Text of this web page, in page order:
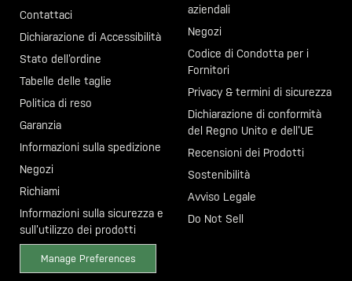
Contattaci
Dichiarazione di Accessibilità
Stato dell’ordine
Tabelle delle taglie
Politica di reso
Garanzia
Informazioni sulla spedizione
Negozi
Richiami
Informazioni sulla sicurezza e
sull’utilizzo dei prodotti
Manage Preferences
aziendali
Negozi
Codice di Condotta per i
Fornitori
Privacy & termini di sicurezza
Dichiarazione di conformità
del Regno Unito e dell’UE
Recensioni dei Prodotti
Sostenibilità
Avviso Legale
Do Not Sell